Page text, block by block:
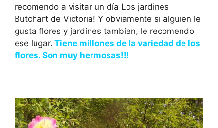
recomendo a visitar un día Los jardines
Butchart de Victoria! Y obviamente si alguien le
gusta flores y jardines tambien, le recomendo
ese lugar. Tiene millones de la variedad de los
flores. Son muy hermosas!!!